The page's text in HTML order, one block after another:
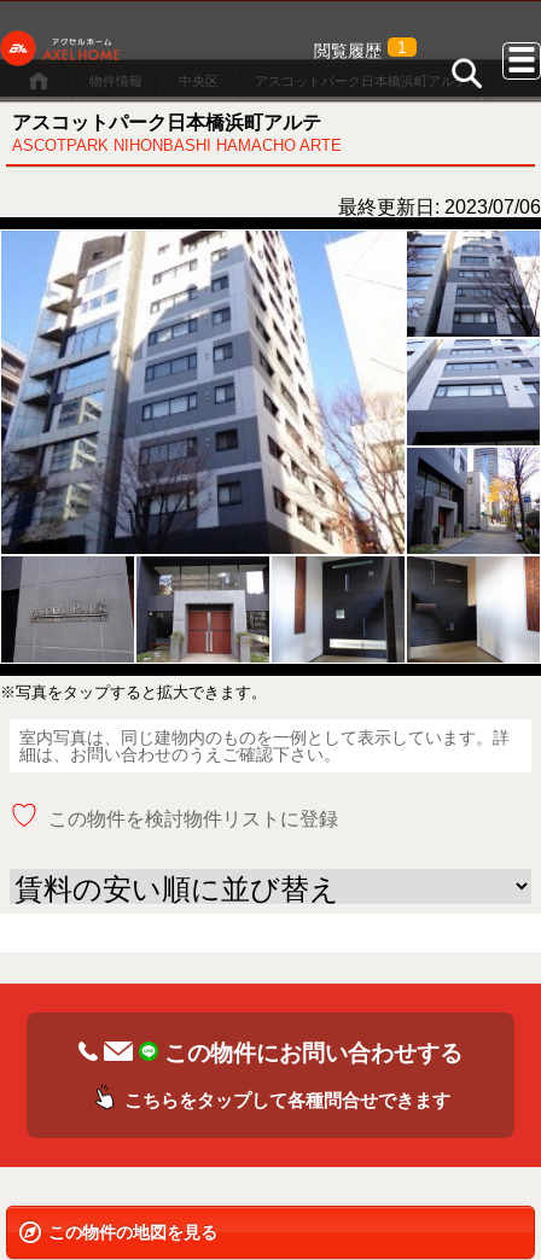
閲覧履歴 1
物件情報 中央区 アスコットパーク日本橋浜町アルテ
アスコットパーク日本橋浜町アルテ
ASCOTPARK NIHONBASHI HAMACHO ARTE
最終更新日: 2023/07/06
※写真をタップすると拡大できます。
室内写真は、同じ建物内のものを一例として表示しています。詳
細は、お問い合わせのうえご確認下さい。
♡ この物件を検討物件リストに登録
この物件にお問い合わせする
こちらをタップして各種問合せできます
この物件の地図を見る